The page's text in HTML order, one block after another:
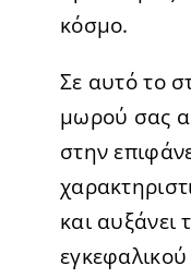
κόσμο.
Σε αυτό το
μωρού σας
στην
και αυξάνει